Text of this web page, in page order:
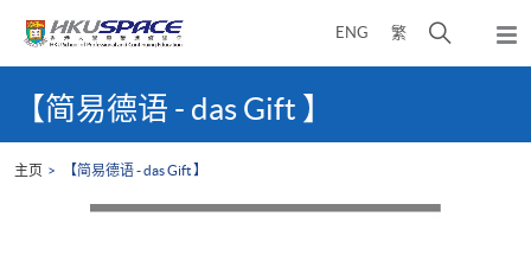
ENG 繁
开
弹
出
单
content【简易德语 - das Gift 】
主页 【简易德语 - das Gift 】